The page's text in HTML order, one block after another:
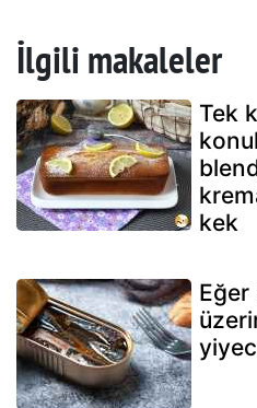
İlgili makaleler
Tek
kek
Eğer